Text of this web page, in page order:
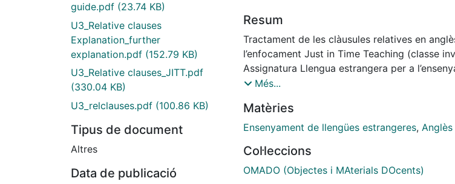
guide.pdf (23.74 KB)
U3_Relative clauses
Explanation_further
explanation.pdf (152.79 KB)
U3_Relative clauses_JITT.pdf
(330.04 KB)
U3_relclauses.pdf (100.86 KB)
Tipus de document
Altres
Data de publicació
Resum
Tractament de les clàusules relatives en
l’enfocament Just in Time Teaching (classe
Assignatura Llengua estrangera per a
Anglès // Llengua Anglesa per a
Més...
Matèries
Ensenyament de llengües estrangeres, Anglès
Col·leccions
OMADO (Objectes i MAterials DOcents)